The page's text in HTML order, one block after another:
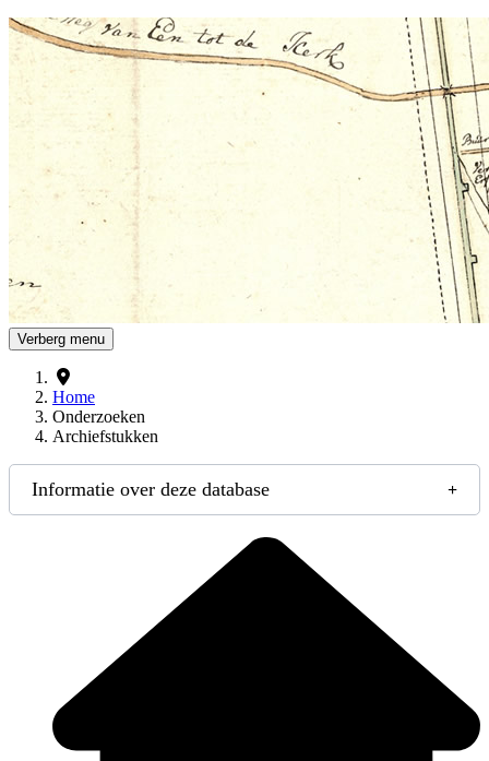
Drents Archief
Verberg menu
Home
Onderzoeken
Archiefstukken
Informatie over deze database